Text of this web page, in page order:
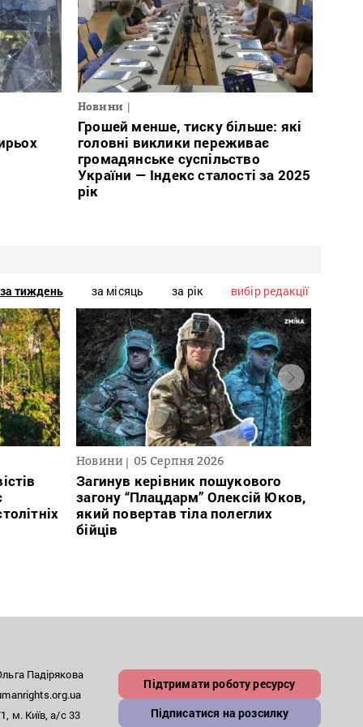
Новини
Грошей менше, тиску більше: які
головні виклики переживає
громадянське суспільство
України — Індекс сталості за 2025
рік
за тиждень за місяць за рік вибір редакції
Новини 05 Серпня 2026
Загинув керівник пошукового
загону “Плацдарм” Олексій Юков,
який повертав тіла полеглих
бійців
Падірякова
м. Київ, а/с 33
Підтримати роботу ресурсу
Підписатися на розсилку